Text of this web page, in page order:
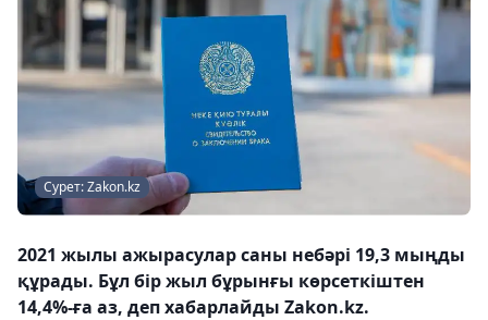
Сурет: Zakon.kz
2021 жылы ажырасулар саны небәрі 19,3 мыңды
құрады. Бұл бір жыл бұрынғы көрсеткіштен
14,4%-ға аз, деп хабарлайды Zakon.kz.